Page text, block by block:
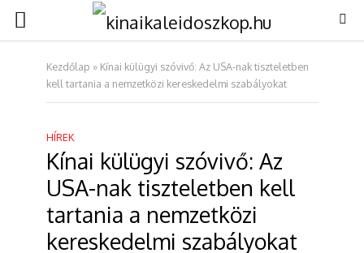
Kezdőlap » Kínai külügyi szóvivő: Az USA-nak tiszteletben
kell tartania a nemzetközi kereskedelmi szabályokat
HÍREK
Kínai külügyi szóvivő: Az
USA-nak tiszteletben kell
tartania a nemzetközi
kereskedelmi szabályokat